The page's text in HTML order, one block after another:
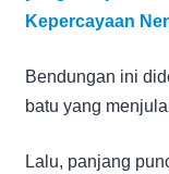
Kepercayaan
Bendungan ini
batu yang
Lalu, panjang